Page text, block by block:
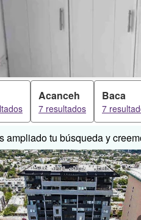
Acanceh
7 resultados
Baca
7
ampliado tu búsqueda y